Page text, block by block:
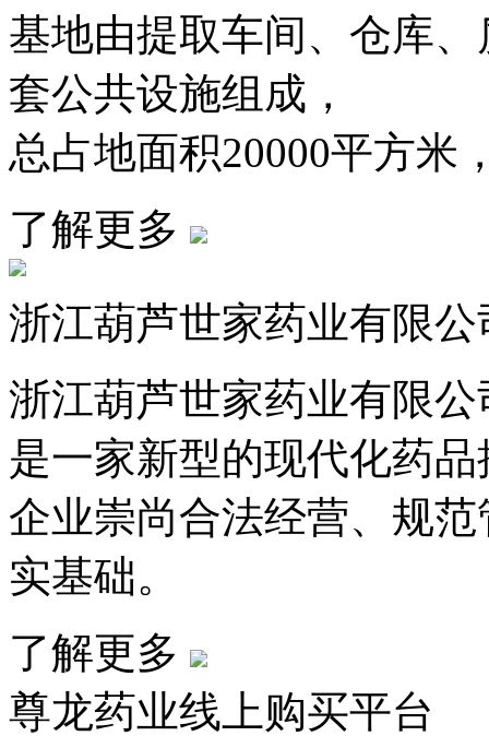
基地由提取车间、仓库
套公共设施组成，
总占地面积20000平方米
了解更多
浙江葫芦世家药业有限公
浙江葫芦世家药业有限
是一家新型的现代化药
企业崇尚合法经营、规
实基础。
了解更多
尊龙药业线上购买平台